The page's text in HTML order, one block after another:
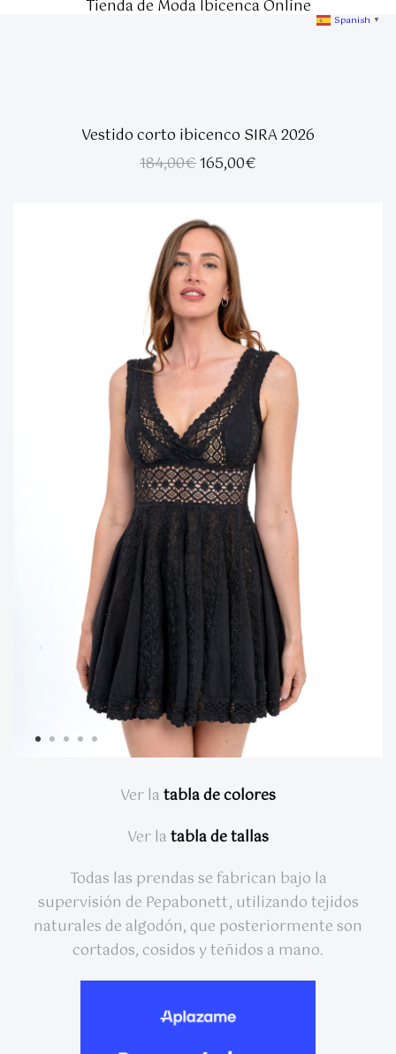
Tienda de Moda Ibicenca Online
Vestido corto ibicenco SIRA 2026
184,00€El
era:
184,00€.
165,00€
Ver latabla de colores
Ver latabla de tallas
Todas las prendas se fabrican bajo la
supervisión de Pepabonett, utilizando tejidos
naturales de algodón, que posteriormente son
cortados, cosidos y teñidos a mano.
Spanish ▼